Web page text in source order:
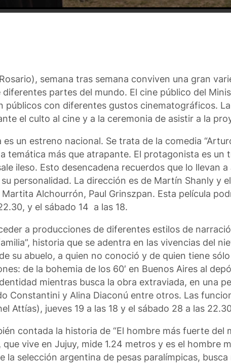
semana tras semana conviven una gran
partes del mundo. El cine público del
públicos con diferentes gustos cinematográficos.
el culto al cine y a la ceremonia de asistir a la
un estreno nacional. Se trata de la comedia
temática más que atrapante. El protagonista es un
ileso. Esto desencadena recuerdos que lo llevan
personalidad. La dirección es de Martín Shanly y
Alchourrón, Paul Grinszpan. Esta película
y el sábado 14 a las 18.
a producciones de diferentes estilos de
historia que se adentra en las vivencias del
su abuelo, a quien no conoció y de quien tiene
de la bohemia de los 60′ en Buenos Aires al
mientras busca la obra extraviada, en una
Constantini y Alina Diaconú entre otros. Las
Attías), jueves 19 a las 18 y el sábado 28 a las
contada la historia de “El hombre más fuerte del
vive en Jujuy, mide 1.24 metros y es el hombre
selección argentina de pesas paralímpicas,